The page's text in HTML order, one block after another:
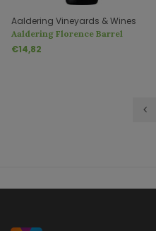
Aaldering Vineyards & Wines
Aaldering Florence Barrel
Selection
€14,82